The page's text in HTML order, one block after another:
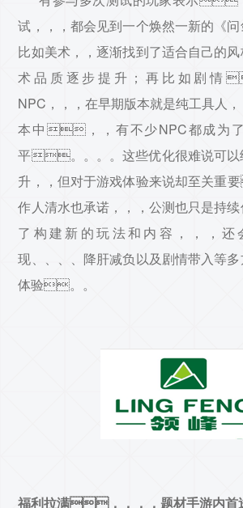
试，，，都会见到一个焕然一新的《问
比如美术，，逐渐找到了适合自己的
术品质逐步提升；再比如剧情
NPC，，，在早期版本就是纯工具人
本中，，有不少NPC都成为
平。。。。这些优化很难说可以
升，，但对于游戏体验来说却至关
作人清水也承诺，，，公测也只是持
了构建新的玩法和内容，，，还
现、、、、降肝减负以及剧情带入等
体验。。
福利拉满，，，，题材手游内首